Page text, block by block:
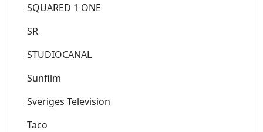
SQUARED 1 ONE
SR
STUDIOCANAL
Sunfilm
Sveriges Television
Taco